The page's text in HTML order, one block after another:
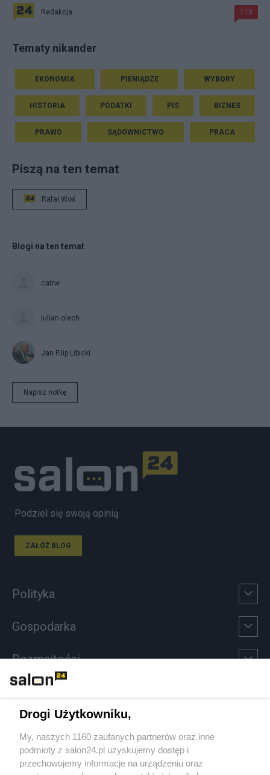
Redakcja 118
Tematy nikander
EKONOMIA PIENIĄDZE WYBORY
HISTORIA PODATKI PIS BIZNES
PRAWO SĄDOWNICTWO PRACA
Piszą na ten temat
Rafał Woś
Blogi na ten temat
catrw
julian olech
Jan Filip Libicki
Napisz notkę
Podziel się swoją opinią
ZAŁÓŻ BLOG
Polityka
Gospodarka
Rozmaitości
Sport
Społeczeństwo
Drogi Użytkowniku,
My, naszych 1160 zaufanych partnerów oraz inne
podmioty z salon24.pl uzyskujemy dostęp i
przechowujemy informacje na urządzeniu oraz